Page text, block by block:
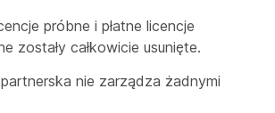
próbne i płatne licencje
zostały całkowicie usunięte.
nie zarządza żadnymi